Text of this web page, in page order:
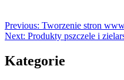
Previous: Tworzenie stron
Next: Produkty pszczele i
Kategorie